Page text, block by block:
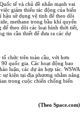
tế và chủ đề nhấn mạnh vai
giảm thiểu tác động của biến
sử dụng vệ tinh để theo dõi
methane trong bầu khí quyển
theo dõi các loại hình thời tiết,
tin cần thiết để đưa ra các dự
chức trên toàn cầu, với hơn
quốc gia. Các hoạt động bao
luận, các dự án hợp tác. WSWA
sự kiện tại địa phương nhằm nâng
trong cuộc chiến chống biến
(Theo Space.com)